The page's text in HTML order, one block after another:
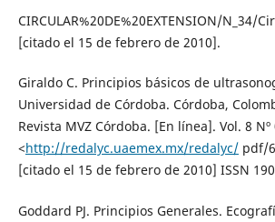
CIRCULAR%20DE%20EXTENSION/
[citado el 15 de febrero de 2010].
Giraldo C. Principios básicos de
Universidad de Córdoba. Córdoba,
Revista MVZ Córdoba. [En línea]. Vol. 8 Nº
<http://redalyc.uaemex.mx/redalyc/pdf/
[citado el 15 de febrero de 2010] ISSN
Goddard PJ. Principios Generales.